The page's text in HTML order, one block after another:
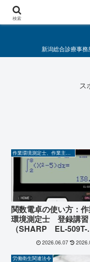
総合診
新潟総合診療事務
ス
作業環境測定士、作業主任者
関数電卓の使い方：
環境測定士 登録講習
（SHARP EL-509T-
2026.06.07
労働衛生関連法令
検索